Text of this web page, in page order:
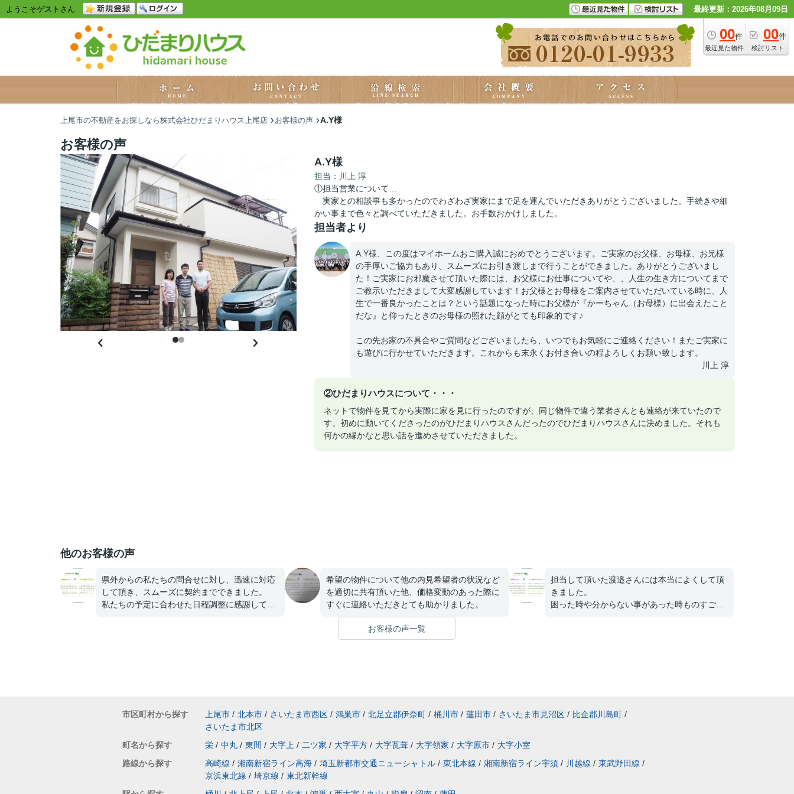
ようこそゲスト さん 最終更新：2026年08月09日
00件
最近見た物件
00件
検討リスト
上尾市の不動産をお探しなら株式会社ひだまりハウス上尾店 お客様の声 A.Y様
お客様の声
A.Y様
担当：川上 淳
①担当営業について…
実家との相談事も多かったのでわざわざ実家にまで足を運んでいただきありがとうございました。手続きや細
かい事まで色々と調べていただきました。お手数おかけしました。
担当者より
A.Y様、この度はマイホームおご購入誠におめでとうございます。ご実家のお父様、お母様、お兄様
の手厚いご協力もあり、スムーズにお引き渡しまで行うことができました。ありがとうございまし
た！ご実家にお邪魔させて頂いた際には、お父様にお仕事についてや、、人生の生き方についてまで
ご教示いただきまして大変感謝しています！お父様とお母様をご案内させていただいている時に、人
生で一番良かったことは？という話題になった時にお父様が『かーちゃん（お母様）に出会えたこと
だな』と仰ったときのお母様の照れた顔がとても印象的です♪
この先お家の不具合やご質問などございましたら、いつでもお気軽にご連絡ください！またご実家に
も遊びに行かせていただきます。これからも末永くお付き合いの程よろしくお願い致します。
川上 淳
②ひだまりハウスについて・・・
ネットで物件を見てから実際に家を見に行ったのですが、同じ物件で違う業者さんとも連絡が来ていたので
す。初めに動いてくださったのがひだまりハウスさんだったのでひだまりハウスさんに決めました。それも
何かの縁かなと思い話を進めさせていただきました。
他のお客様の声
県外からの私たちの問合せに対し、迅速に対応
して頂き、スムーズに契約までできました。
私たちの予定に合わせた日程調整に感謝してい
希望の物件について他の内見希望者の状況など
を適切に共有頂いた他、価格変動のあった際に
すぐに連絡いただきとても助かりました。
担当して頂いた渡邉さんには本当によくして頂
きました。
困った時や分からない事があった時ものすごく
お客様の声一覧
市区町村から探す 上尾市 / 北本市 / さいたま市西区 / 鴻巣市 / 北足立郡伊奈町 / 桶川市 / 蓮田市 / さいたま市見沼区 / 比企郡川島町 /
さいたま市北区
町名から探す
栄 / 中丸 / 東間 / 大字上 / 二ツ家 / 大字平方 / 大字瓦葺 / 大字領家 / 大字原市 / 大字小室
路線から探す
高崎線 / 湘南新宿ライン高海 / 埼玉新都市交通ニューシャトル / 東北本線 / 湘南新宿ライン宇須 / 川越線 / 東武野田線 /
京浜東北線 / 埼京線 / 東北新幹線